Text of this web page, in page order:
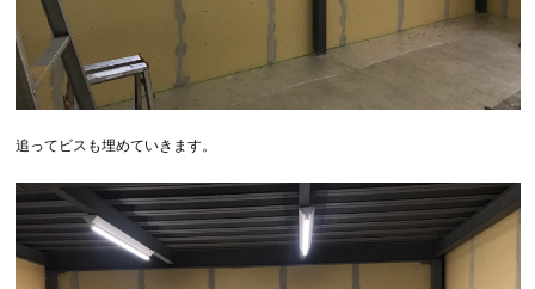
追ってビスも埋めていきます。